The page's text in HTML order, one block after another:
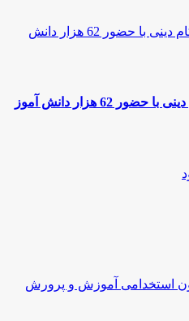
برگزاری آزمون سراسری احکام دینی با حضور 62 هزار دانش آموز